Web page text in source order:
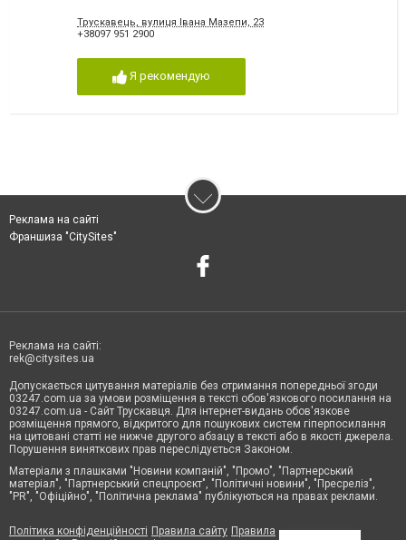
Трускавець, вулиця Івана Мазепи, 23
+38097 951 2900
Я рекомендую
Реклама на сайті
Франшиза "CitySites"
Реклама на сайті:
rek@citysites.ua
Допускається цитування матеріалів без отримання попередньої згоди
03247.com.ua за умови розміщення в тексті обов'язкового посилання на
03247.com.ua - Сайт Трускавця. Для інтернет-видань обов'язкове
розміщення прямого, відкритого для пошукових систем гіперпосилання
на цитовані статті не нижче другого абзацу в тексті або в якості джерела.
Порушення виняткових прав переслідується Законом.
Матеріали з плашками "Новини компаній", "Промо", "Партнерський
матеріал", "Партнерський спецпроєкт", "Політичні новини", "Пресреліз",
"PR", "Офіційно", "Політична реклама" публікуються на правах реклами.
Політика конфіденційності Правила сайту Правила